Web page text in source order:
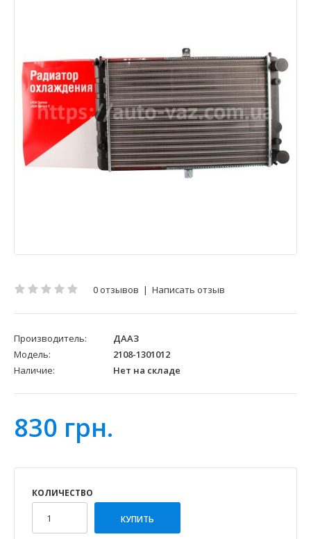
0 отзывов | Написать отзыв
Производитель:
ДААЗ
Модель:
2108-1301012
Наличие:
Нет на складе
830 грн.
КОЛИЧЕСТВО